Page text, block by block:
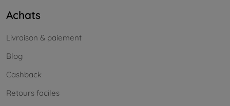
Achats
Livraison & paiement
Blog
Cashback
Retours faciles